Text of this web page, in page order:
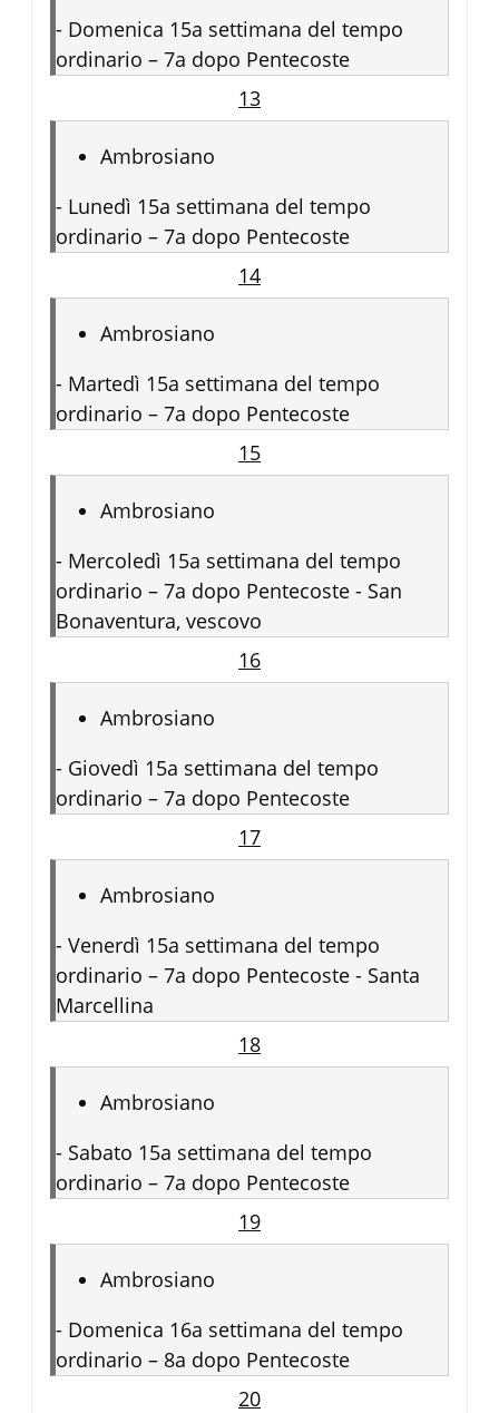
- Domenica 15a settimana del tempo
ordinario – 7a dopo Pentecoste
13
Ambrosiano
- Lunedì 15a settimana del tempo
ordinario – 7a dopo Pentecoste
14
Ambrosiano
- Martedì 15a settimana del tempo
ordinario – 7a dopo Pentecoste
15
Ambrosiano
- Mercoledì 15a settimana del tempo
ordinario – 7a dopo Pentecoste - San
Bonaventura, vescovo
16
Ambrosiano
- Giovedì 15a settimana del tempo
ordinario – 7a dopo Pentecoste
17
Ambrosiano
- Venerdì 15a settimana del tempo
ordinario – 7a dopo Pentecoste - Santa
Marcellina
18
Ambrosiano
- Sabato 15a settimana del tempo
ordinario – 7a dopo Pentecoste
19
Ambrosiano
- Domenica 16a settimana del tempo
ordinario – 8a dopo Pentecoste
20